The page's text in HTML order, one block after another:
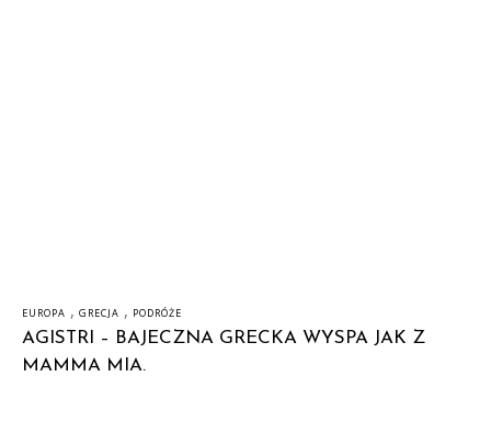
EUROPA , GRECJA , PODRÓŻE
AGISTRI – BAJECZNA GRECKA WYSPA JAK Z
MAMMA MIA.